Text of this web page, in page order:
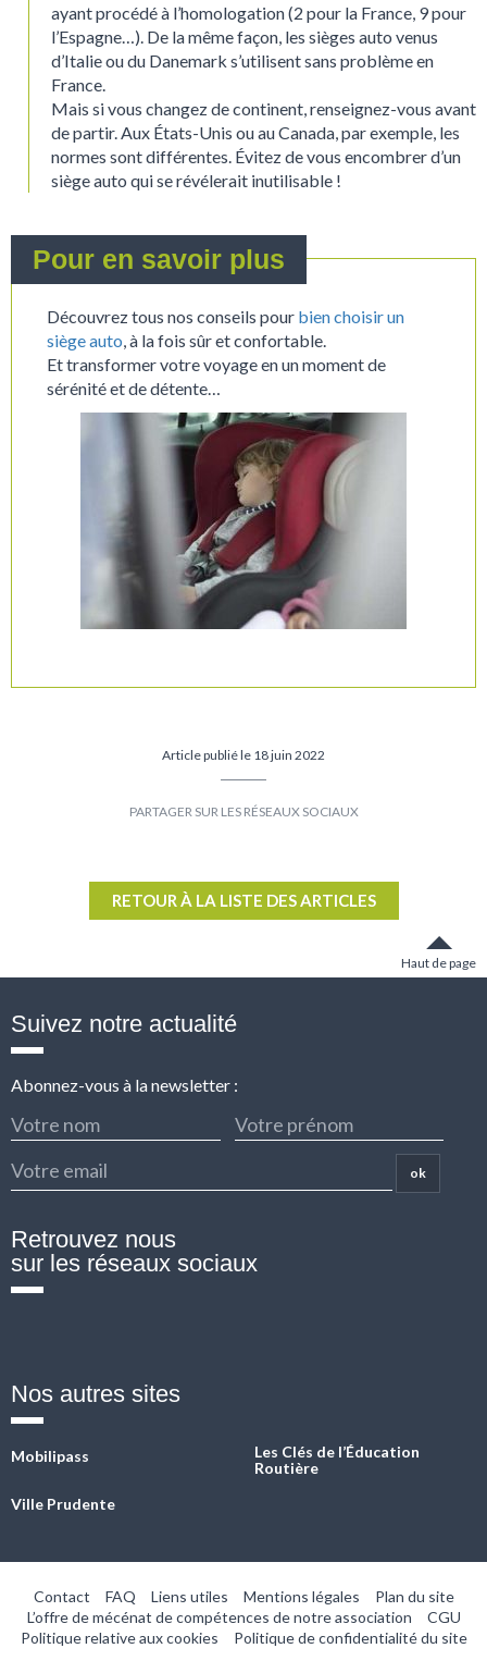
ayant procédé à l’homologation (2 pour la France, 9 pour
l’Espagne…). De la même façon, les sièges auto venus
d’Italie ou du Danemark s’utilisent sans problème en
France.
Mais si vous changez de continent, renseignez-vous avant
de partir. Aux États-Unis ou au Canada, par exemple, les
normes sont différentes. Évitez de vous encombrer d’un
siège auto qui se révélerait inutilisable !
Découvrez tous nos conseils pour bien choisir un
siège auto, à la fois sûr et confortable.
Et transformer votre voyage en un moment de
sérénité et de détente…
Pour en savoir plus
Article publié le 18 juin 2022
Facebook
Twitter
RETOUR À LA LISTE DES ARTICLES
Haut de page
Suivez notre actualité
Abonnez-vous à la newsletter :
ok
Retrouvez nous
sur les réseaux sociaux
Nos autres sites
Mobilipass
Les Clés de l’Éducation
Routière
Ville Prudente
Contact FAQ Liens utiles Mentions légales
Plan du site
L’offre de mécénat de compétences de notre association
CGU
Politique relative aux cookies
Politique de confidentialité du site